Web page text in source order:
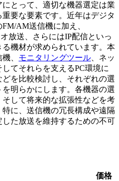
とって、適切な機器選定は業
要な要素です。近年はデジタ
AM送信機に加え、
放送、さらにはIP配信といっ
機材が求められています。本
、 モニタリングツール 、ネッ
てそれらを支えるPC環境に
を比較検討し、それぞれの選
明らかにします。各機器の選
して将来的な拡張性などを考
に、送信機の冗長構成や遠隔
た放送を維持するための不可
価格